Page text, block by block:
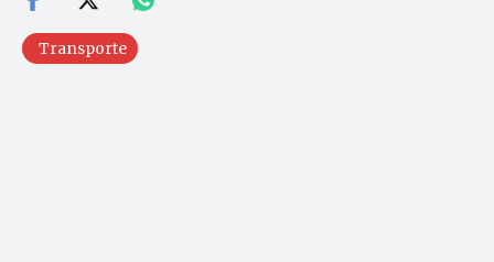
Transporte